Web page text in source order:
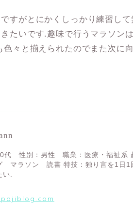
すがとにかくしっかり練習し
たいです.趣味で行うマラソン
色々と揃えられたのでまた次に
代 性別：男性 職業：医療・福祉
マラソン 読書 特技：独り言を1日1
.